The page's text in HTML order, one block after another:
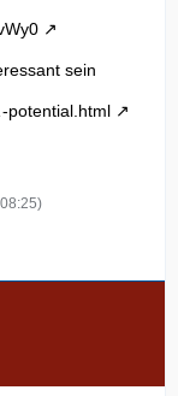
sein
potential.html
)